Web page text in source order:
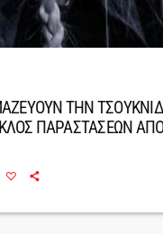
ΤΗΝ
ΠΑΡΑΣΤΑΣΕΩΝ ΑΠΟ